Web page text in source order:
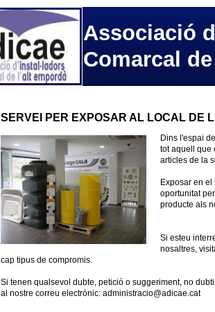
Associació
Comarcal
SERVEI PER EXPOSAR AL LOCAL DE
Dins l'espai
tot aquell que
articles de la
Exposar en
oportunitat
producte als
Si esteu
nosaltres,
cap tipus de compromis.
Si tenen qualsevol dubte, petició o suggeriment, no
al nostre correu electrònic: administracio@adicae.cat